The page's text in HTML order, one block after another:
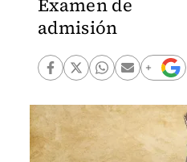
Examen de
admisión